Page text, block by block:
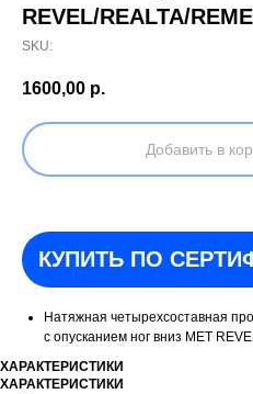
REVEL/REALTA/
SKU:
1600,00 р.
Добавить в
КУПИТЬ ПО
Натяжная четырехсоставная
с опусканием ног вниз МЕТ
ХАРАКТЕРИСТИКИ
ХАРАКТЕРИСТИКИ